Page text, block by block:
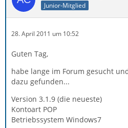
Junior-Mitglied
28. April 2011 um 10:52
Guten Tag,
habe lange im Forum gesucht
dazu gefunden...
Version 3.1.9 (die neueste)
Kontoart POP
Betriebssystem Windows7